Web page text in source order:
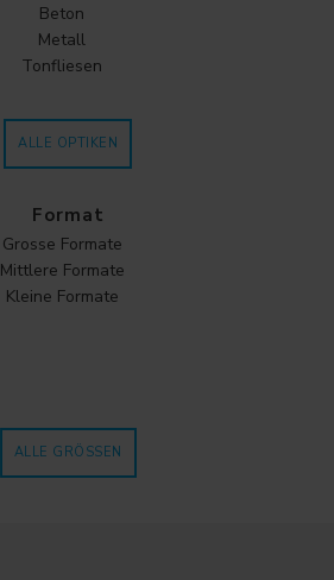
Beton
Metall
Tonfliesen
ALLE OPTIKEN
Format
Grosse Formate
Mittlere Formate
Kleine Formate
ALLE GRÖSSEN